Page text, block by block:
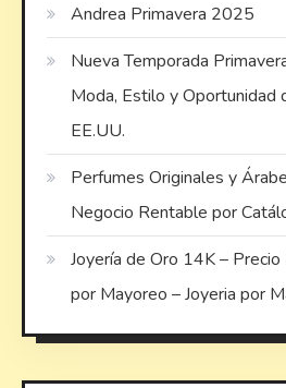
Andrea Primavera 2025
Nueva Temporada
Moda, Estilo y Oportunidad
EE.UU.
Perfumes Originales y
Negocio Rentable por
Joyería de Oro 14K –
por Mayoreo – Joyeria por